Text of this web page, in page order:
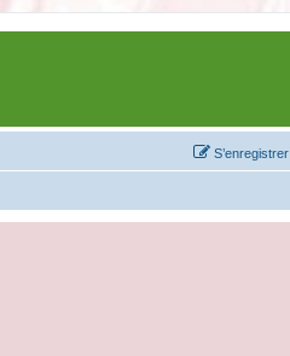
S’enregistrer